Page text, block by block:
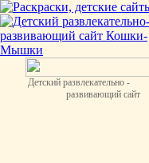
Детский развлекательно -
развивающий сайт